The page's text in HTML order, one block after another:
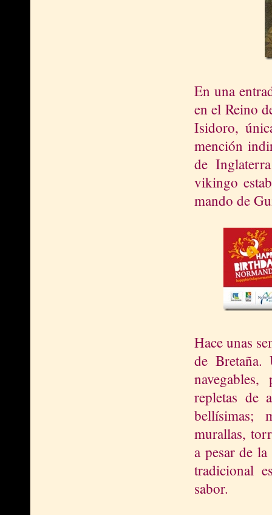
En una
en el Reino
Isidoro,
mención
de
vikingo
mando de
Hace unas
de Bretaña.
navegables,
repletas de
bellísimas;
murallas,
a pesar de
tradicional
sabor.